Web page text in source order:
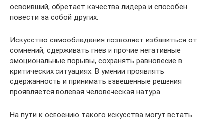
освоивший, обретает качества лидера и способен
повести за собой других.
Искусство самообладания позволяет избавиться от
сомнений, сдерживать гнев и прочие негативные
эмоциональные порывы, сохранять равновесие в
критических ситуациях. В умении проявлять
сдержанность и принимать взвешенные решения
проявляется волевая человеческая натура.
На пути к освоению такого искусства могут встать